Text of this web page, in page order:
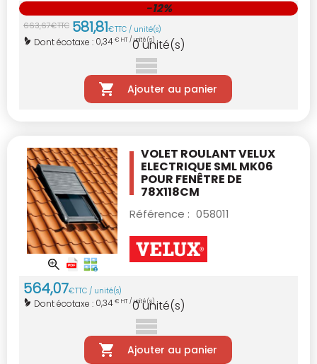
663,67€TTC 581,81€TTC / unité(s)
Dont écotaxe : 0,34€ HT / unité(s)
-12%
0unité(s)
Ajouter au panier
VOLET ROULANT VELUX
ELECTRIQUE SML MK06
POUR FENÊTRE DE
78X118CM
Référence : 058011
564,07€TTC / unité(s)
Dont écotaxe : 0,34€ HT / unité(s)
0unité(s)
Ajouter au panier